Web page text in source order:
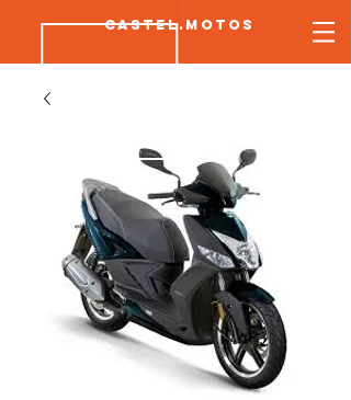
CASTEL.MOTOS